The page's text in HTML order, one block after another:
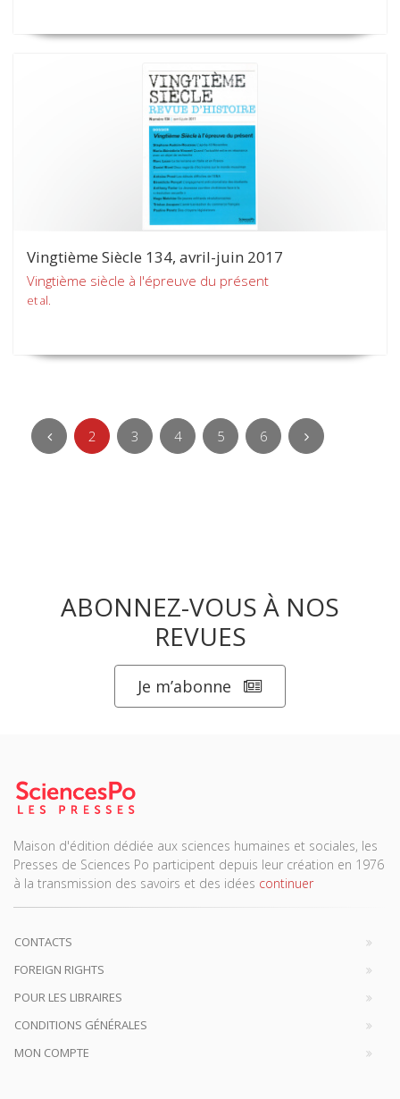
Vingtième Siècle 134, avril-juin 2017
Vingtième siècle à l'épreuve du présent
et al.
2 3 4 5 6
ABONNEZ-VOUS À NOS
REVUES
Je m’abonne
Maison d'édition dédiée aux sciences humaines et sociales, les
Presses de Sciences Po participent depuis leur création en 1976
à la transmission des savoirs et des idées continuer
CONTACTS
FOREIGN RIGHTS
POUR LES LIBRAIRES
CONDITIONS GÉNÉRALES
MON COMPTE